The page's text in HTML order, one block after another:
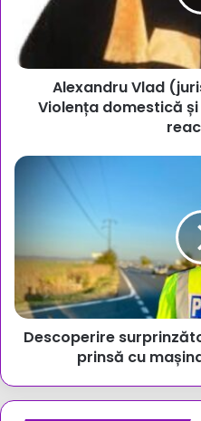
Violența
domestică
și
obligația
noastră
reacționa
Alexandru Vlad
Violența domestică
Descoperire
prinsă
mașina
neînmatriculată
Descoperire
prinsă cu